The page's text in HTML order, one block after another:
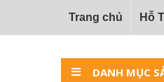
Trang chủ Hỗ
DANH MỤC